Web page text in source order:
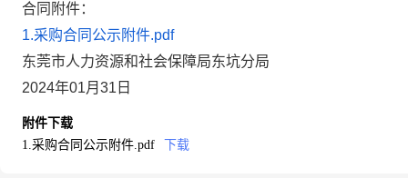
合同附件：
1.采购合同公示附件.pdf
东莞市人力资源和社会保障局东坑分局
2024年01月31日
附件下载
1.采购合同公示附件.pdf
下载